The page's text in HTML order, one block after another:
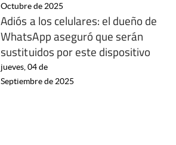
Octubre de 2025
Adiós a los celulares: el dueño de
WhatsApp aseguró que serán
sustituidos por este dispositivo
jueves, 04 de
Septiembre de 2025